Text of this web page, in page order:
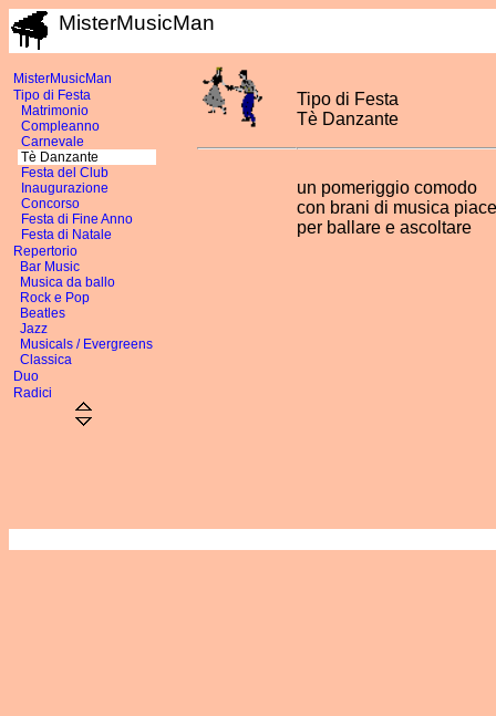
MisterMusicMan
MisterMusicMan
Tipo di Festa
Matrimonio
Compleanno
Carnevale
Tè Danzante
Festa del Club
Inaugurazione
Concorso
Festa di Fine Anno
Festa di Natale
Repertorio
Bar Music
Musica da ballo
Rock e Pop
Beatles
Jazz
Musicals / Evergreens
Classica
Duo
Radici
Tipo di Festa
Tè Danzante
un pomeriggio comodo
con brani di musica
per ballare e ascoltare